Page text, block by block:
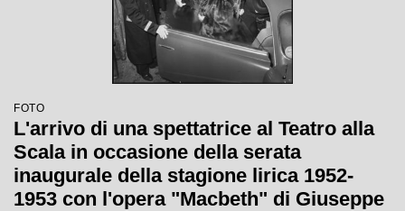
FOTO
L'arrivo di una spettatrice al Teatro alla
Scala in occasione della serata
inaugurale della stagione lirica 1952-
1953 con l'opera "Macbeth" di Giuseppe